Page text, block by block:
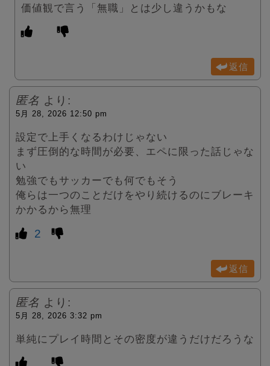
価値観で言う「無職」とは少し違うかもな
返信
匿名 より:
5月 28, 2026 12:50 pm
設定で上手くなるわけじゃない
まず圧倒的な時間が必要、エペに限った話じゃな
い
勉強でもサッカーでも何でもそう
俺らは一つのことだけをやり続けるのにブレーキ
かかるから無理
2
返信
匿名 より:
5月 28, 2026 3:32 pm
単純にプレイ時間とその密度が違うだけだろうな